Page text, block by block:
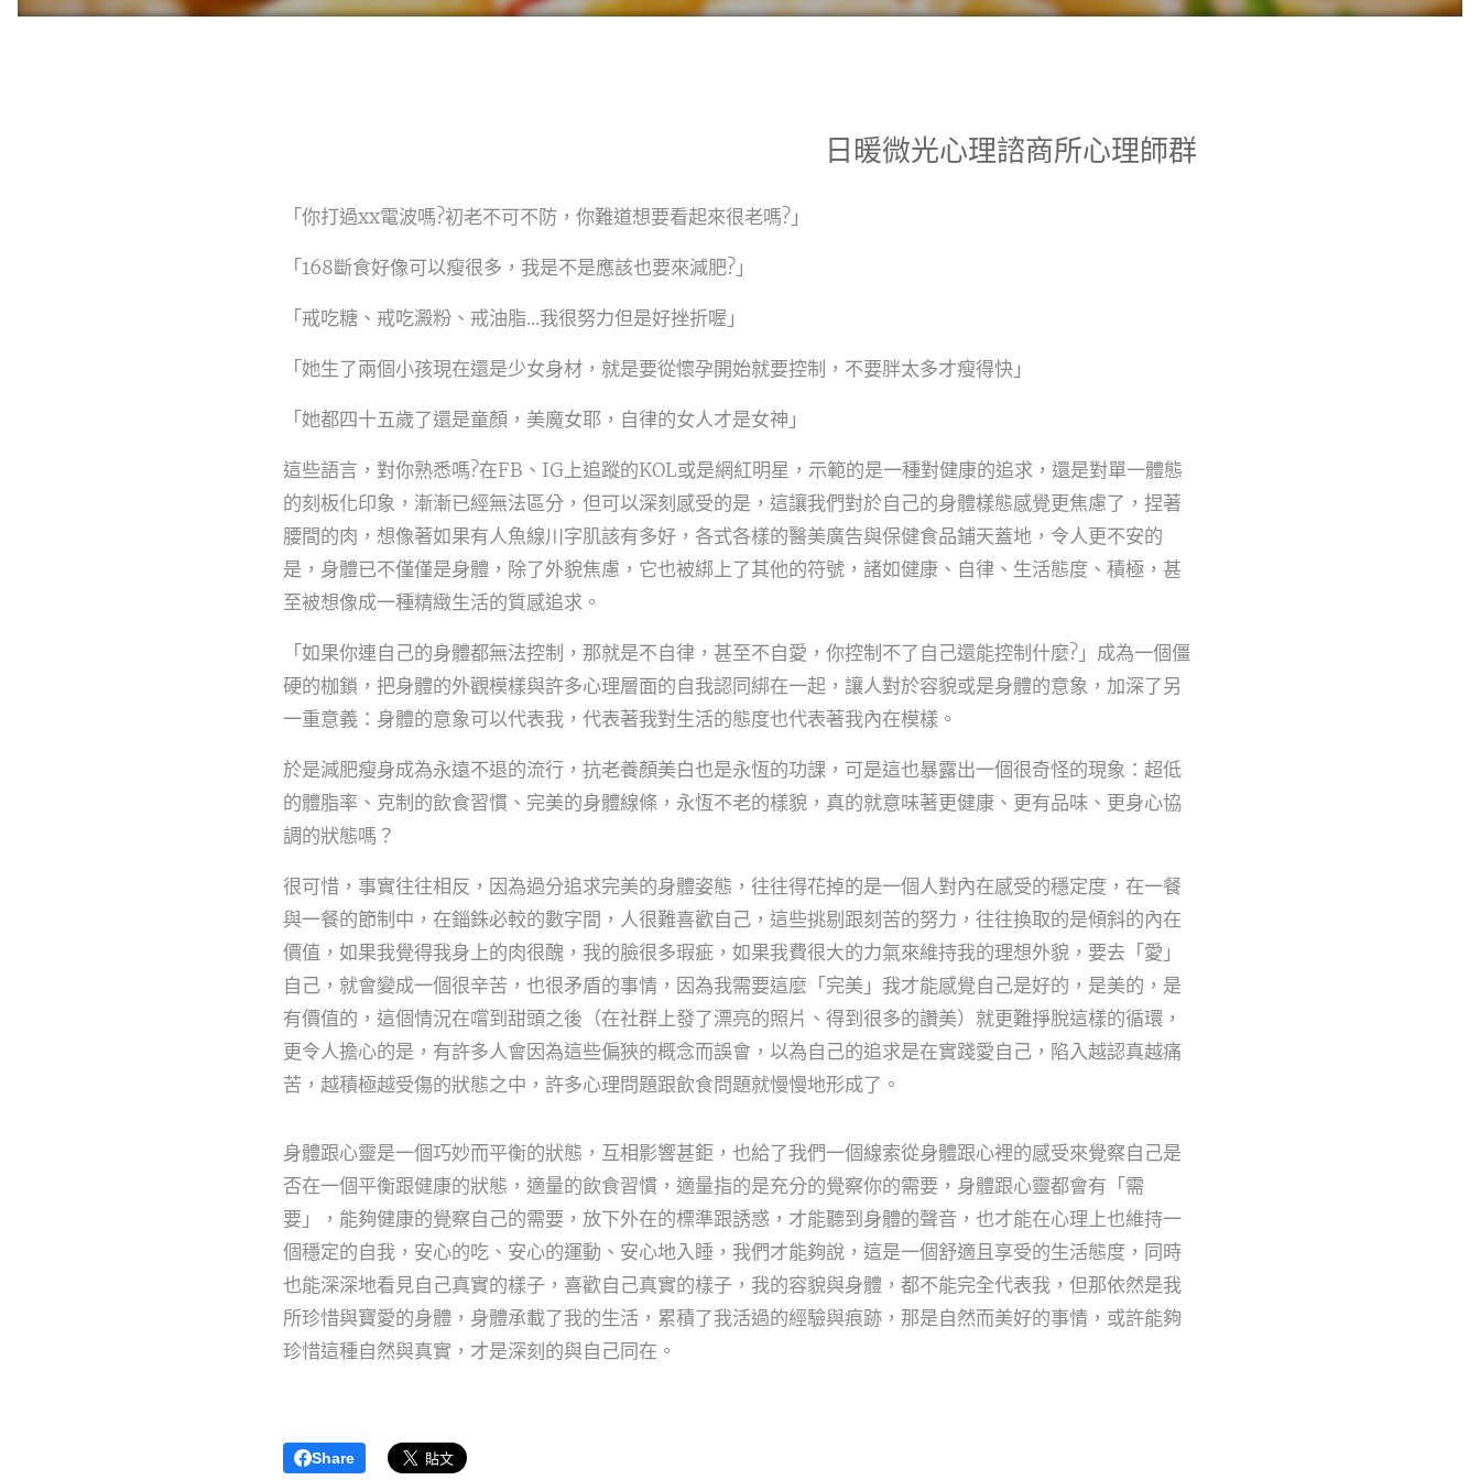
日暖微光心理諮商所心理師群
「你打過xx電波嗎?初老不可不防，你難道想要看起來很老嗎?」
「168斷食好像可以瘦很多，我是不是應該也要來減肥?」
「戒吃糖、戒吃澱粉、戒油脂...我很努力但是好挫折喔」
「她生了兩個小孩現在還是少女身材，就是要從懷孕開始就要控制，不要胖太多才瘦得快」
「她都四十五歲了還是童顏，美魔女耶，自律的女人才是女神」
這些語言，對你熟悉嗎?在FB、IG上追蹤的KOL或是網紅明星，示範的是一種對健康的追求，還是對單一體態
的刻板化印象，漸漸已經無法區分，但可以深刻感受的是，這讓我們對於自己的身體樣態感覺更焦慮了，捏著
腰間的肉，想像著如果有人魚線川字肌該有多好，各式各樣的醫美廣告與保健食品鋪天蓋地，令人更不安的
是，身體已不僅僅是身體，除了外貌焦慮，它也被綁上了其他的符號，諸如健康、自律、生活態度、積極，甚
至被想像成一種精緻生活的質感追求。
「如果你連自己的身體都無法控制，那就是不自律，甚至不自愛，你控制不了自己還能控制什麼?」成為一個僵
硬的枷鎖，把身體的外觀模樣與許多心理層面的自我認同綁在一起，讓人對於容貌或是身體的意象，加深了另
一重意義：身體的意象可以代表我，代表著我對生活的態度也代表著我內在模樣。
於是減肥瘦身成為永遠不退的流行，抗老養顏美白也是永恆的功課，可是這也暴露出一個很奇怪的現象：超低
的體脂率、克制的飲食習慣、完美的身體線條，永恆不老的樣貌，真的就意味著更健康、更有品味、更身心協
調的狀態嗎？
很可惜，事實往往相反，因為過分追求完美的身體姿態，往往得花掉的是一個人對內在感受的穩定度，在一餐
與一餐的節制中，在錙銖必較的數字間，人很難喜歡自己，這些挑剔跟刻苦的努力，往往換取的是傾斜的內在
價值，如果我覺得我身上的肉很醜，我的臉很多瑕疵，如果我費很大的力氣來維持我的理想外貌，要去「愛」
自己，就會變成一個很辛苦，也很矛盾的事情，因為我需要這麼「完美」我才能感覺自己是好的，是美的，是
有價值的，這個情況在嚐到甜頭之後（在社群上發了漂亮的照片、得到很多的讚美）就更難掙脫這樣的循環，
更令人擔心的是，有許多人會因為這些偏狹的概念而誤會，以為自己的追求是在實踐愛自己，陷入越認真越痛
苦，越積極越受傷的狀態之中，許多心理問題跟飲食問題就慢慢地形成了。
身體跟心靈是一個巧妙而平衡的狀態，互相影響甚鉅，也給了我們一個線索從身體跟心裡的感受來覺察自己是
否在一個平衡跟健康的狀態，適量的飲食習慣，適量指的是充分的覺察你的需要，身體跟心靈都會有「需
要」，能夠健康的覺察自己的需要，放下外在的標準跟誘惑，才能聽到身體的聲音，也才能在心理上也維持一
個穩定的自我，安心的吃、安心的運動、安心地入睡，我們才能夠說，這是一個舒適且享受的生活態度，同時
也能深深地看見自己真實的樣子，喜歡自己真實的樣子，我的容貌與身體，都不能完全代表我，但那依然是我
所珍惜與寶愛的身體，身體承載了我的生活，累積了我活過的經驗與痕跡，那是自然而美好的事情，或許能夠
珍惜這種自然與真實，才是深刻的與自己同在。
Share